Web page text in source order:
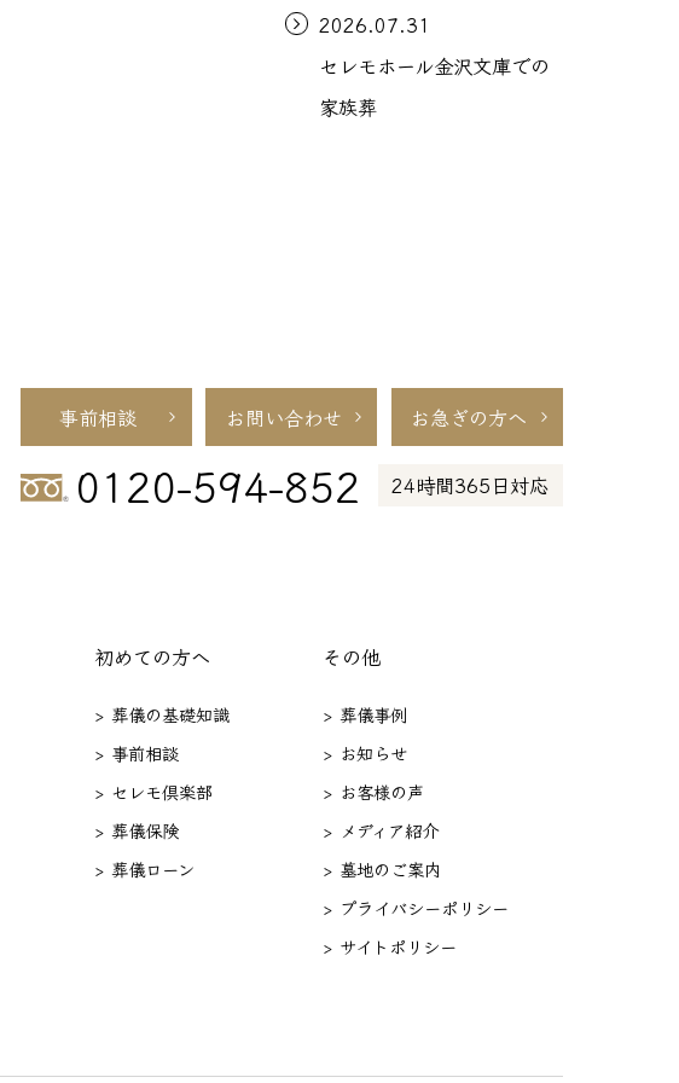
2026.07.31
セレモホール金沢文庫での
家族葬
事前相談 お問い合わせ お急ぎの方へ
0120-594-852 24時間365日対応
初めての方へ
> 葬儀の基礎知識
> 事前相談
> セレモ倶楽部
> 葬儀保険
> 葬儀ローン
その他
> 葬儀事例
> お知らせ
> お客様の声
> メディア紹介
> 墓地のご案内
> プライバシーポリシー
> サイトポリシー